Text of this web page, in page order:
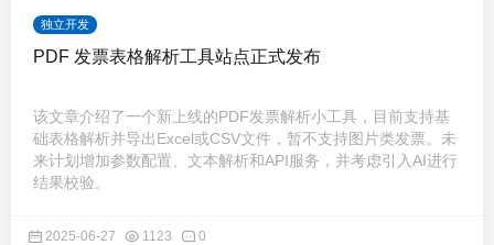
独立开发
PDF 发票表格解析工具站点正式发布
该文章介绍了一个新上线的PDF发票解析小工具，目前支持基
础表格解析并导出Excel或CSV文件，暂不支持图片类发票。未
来计划增加参数配置、文本解析和API服务，并考虑引入AI进行
结果校验。
2025-06-27 1123 0